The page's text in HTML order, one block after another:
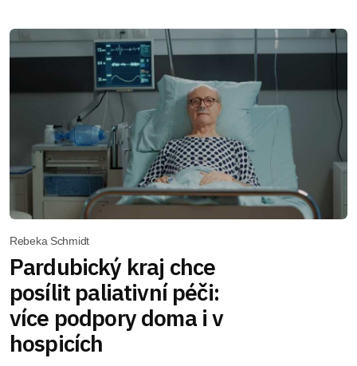
Rebeka Schmidt
Pardubický kraj chce
posílit paliativní péči:
více podpory doma i v
hospicích